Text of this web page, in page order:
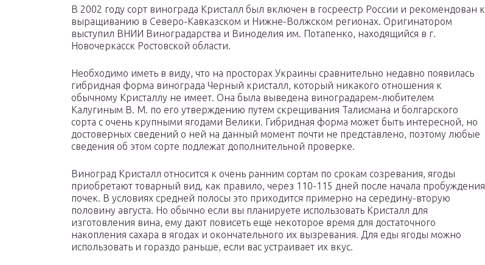
В 2002 году сорт винограда Кристалл был включен в госреестр России и рекомендован к
выращиванию в Северо-Кавказском и Нижне-Волжском регионах. Оригинатором
выступил ВНИИ Виноградарства и Виноделия им. Потапенко, находящийся в г.
Новочеркасск Ростовской области.
Необходимо иметь в виду, что на просторах Украины сравнительно недавно появилась
гибридная форма винограда Черный кристалл, который никакого отношения к
обычному Кристаллу не имеет. Она была выведена виноградарем-любителем
Калугиным В. М. по его утверждению путем скрещивания Талисмана и болгарского
сорта с очень крупными ягодами Велики. Гибридная форма может быть интересной, но
достоверных сведений о ней на данный момент почти не представлено, поэтому любые
сведения об этом сорте подлежат дополнительной проверке.
Виноград Кристалл относится к очень ранним сортам по срокам созревания, ягоды
приобретают товарный вид, как правило, через 110-115 дней после начала пробуждения
почек. В условиях средней полосы это приходится примерно на середину-вторую
половину августа. Но обычно если вы планируете использовать Кристалл для
изготовления вина, ему дают повисеть еще некоторое время для достаточного
накопления сахара в ягодах и окончательного их вызревания. Для еды ягоды можно
использовать и гораздо раньше, если вас устраивает их вкус.